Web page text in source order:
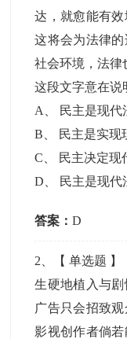
达，就愈能有效
这将会为法律
社会环境，法律
这段文字意在
A
民主是现代
B
民主是实现
C
民主决定现
D
民主是现代
答案：D
2 、【单选题 】
生硬地植入与
广告只会招致
影视创作者倘